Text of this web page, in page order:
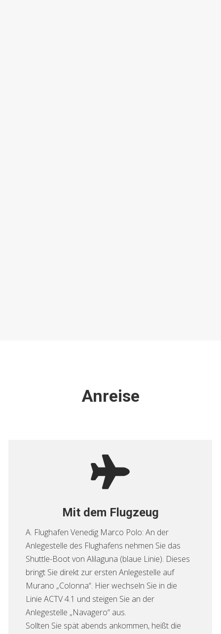
Anreise
Mit dem Flugzeug
A. Flughafen Venedig Marco Polo: An der
Anlegestelle des Flughafens nehmen Sie das
Shuttle-Boot von Alilaguna (blaue Linie). Dieses
bringt Sie direkt zur ersten Anlegestelle auf
Murano „Colonna“. Hier wechseln Sie in die
Linie ACTV 4.1 und steigen Sie an der
Anlegestelle „Navagero“ aus.
Sollten Sie spät abends ankommen, heißt die